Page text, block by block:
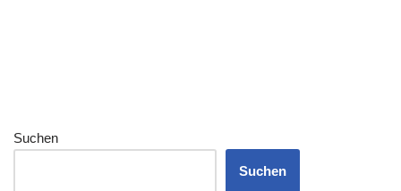
Suchen
Suchen